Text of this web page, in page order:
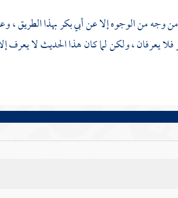
وجه من الوجوه إلا عنأبي بكربهذا الطريق ،
فلا يعرفان ، ولكن لما كان هذا الحديث لا يعرف